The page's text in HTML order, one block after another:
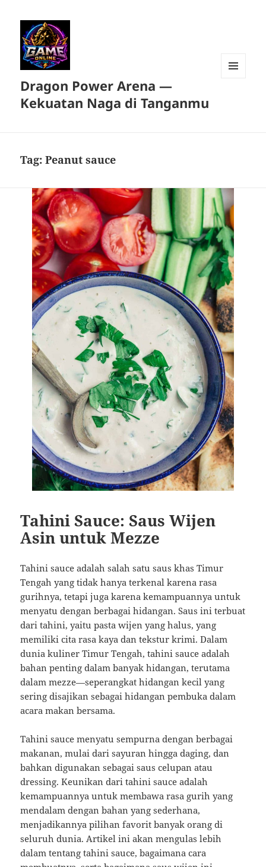
Dragon Power Arena —
Kekuatan Naga di Tanganmu
Tag:Peanut sauce
Tahini Sauce: Saus Wijen
Asin untuk Mezze
Tahini sauce adalah salah satu saus khas Timur
Tengah yang tidak hanya terkenal karena rasa
gurihnya, tetapi juga karena kemampuannya untuk
menyatu dengan berbagai hidangan. Saus ini terbuat
dari tahini, yaitu pasta wijen yang halus, yang
memiliki cita rasa kaya dan tekstur krimi. Dalam
dunia kuliner Timur Tengah, tahini sauce adalah
bahan penting dalam banyak hidangan, terutama
dalam mezze—seperangkat hidangan kecil yang
sering disajikan sebagai hidangan pembuka dalam
acara makan bersama.
Tahini sauce menyatu sempurna dengan berbagai
makanan, mulai dari sayuran hingga daging, dan
bahkan digunakan sebagai saus celupan atau
dressing. Keunikan dari tahini sauce adalah
kemampuannya untuk membawa rasa gurih yang
mendalam dengan bahan yang sederhana,
menjadikannya pilihan favorit banyak orang di
seluruh dunia. Artikel ini akan mengulas lebih
dalam tentang tahini sauce, bagaimana cara